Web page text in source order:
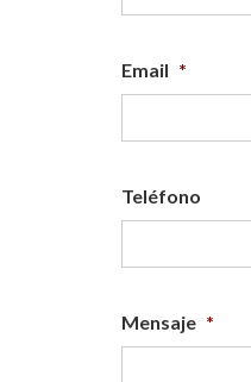
Email *
Teléfono
Mensaje *